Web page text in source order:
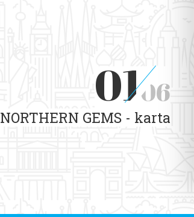
0106
NORTHERN GEMS - karta